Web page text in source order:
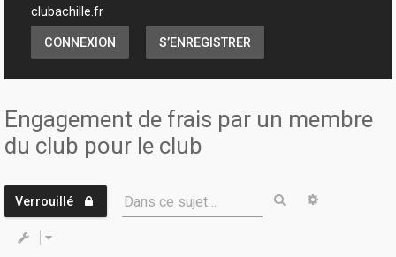
clubachille.fr
CONNEXION S’ENREGISTRER
Engagement de frais par un membre
du club pour le club
Verrouillé Dans ce sujet… Rechercher